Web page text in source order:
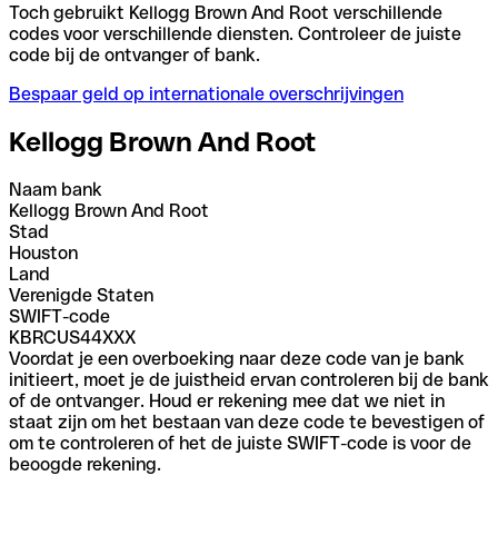
Toch gebruikt Kellogg Brown And Root verschillende
codes voor verschillende diensten. Controleer de juiste
code bij de ontvanger of bank.
Bespaar geld op internationale overschrijvingen
Kellogg Brown And Root
Naam bank
Kellogg Brown And Root
Stad
Houston
Land
Verenigde Staten
SWIFT-code
KBRCUS44XXX
Voordat je een overboeking naar deze code van je bank
initieert, moet je de juistheid ervan controleren bij de bank
of de ontvanger. Houd er rekening mee dat we niet in
staat zijn om het bestaan van deze code te bevestigen of
om te controleren of het de juiste SWIFT-code is voor de
beoogde rekening.